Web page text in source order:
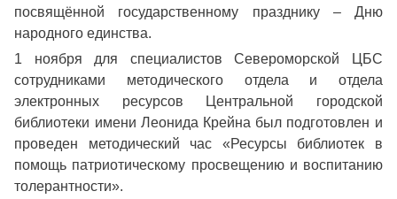
посвящённой государственному празднику – Дню
народного единства.
1 ноября для специалистов Североморской ЦБС
сотрудниками методического отдела и отдела
электронных ресурсов Центральной городской
библиотеки имени Леонида Крейна был подготовлен и
проведен методический час «Ресурсы библиотек в
помощь патриотическому просвещению и воспитанию
толерантности».